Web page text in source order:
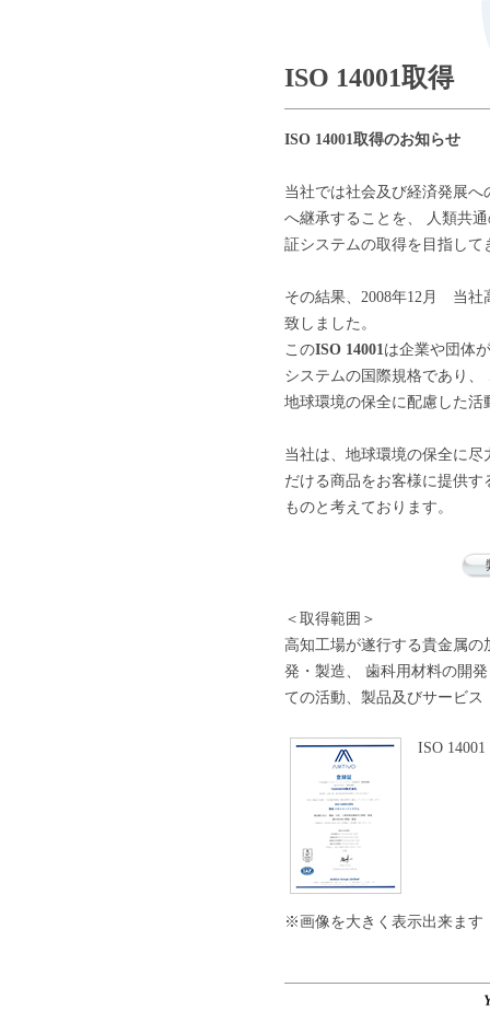
ISO 14001取得
ISO 14001取得のお知らせ
当社では社会及び経済発展
へ継承することを、 人類共
証システムの取得を目指して
その結果、2008年12月 当社
致しました。
このISO 14001は企業や団体
システムの国際規格であり
地球環境の保全に配慮した活
当社は、地球環境の保全に
だける商品をお客様に提供
ものと考えております。
＜取得範囲＞
高知工場が遂行する貴金属
発・製造、 歯科用材料の開
ての活動、製品及びサービス
ISO
※画像を大きく表示出来ます